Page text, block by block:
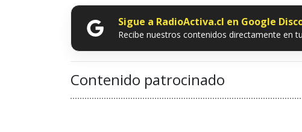
Sigue a RadioActiva.cl en Google
Recibe nuestros contenidos directamente en
Contenido patrocinado